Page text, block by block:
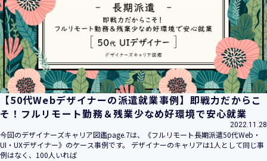
【50代Webデザイナーの派遣就業事例】即戦力だからこ
そ！フルリモート勤務＆残業少なめ好環境で安心就業
2022.11.28
今回のデザイナーズキャリア図鑑page.7は、《フルリモート長期派遣50代Web・
UI・UXデザイナー》のケース事例です。 デザイナーのキャリアは1人として同じ事
例はなく、100人いれば